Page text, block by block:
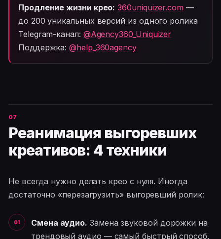
Продление жизни крео: 360uniquizer.com—
до 200 уникальных версий из одного ролика
Telegram-канал: @Agency360_Uniquizer
Поддержка:@help_360agency
Реанимация выгоревших
креативов: 4 техники
Не всегда нужно делать крео с нуля. Иногда
достаточно «перезагрузить» выгоревший ролик:
Смена аудио. Замена звуковой дорожки на
трендовый аудио — самый быстрый способ.